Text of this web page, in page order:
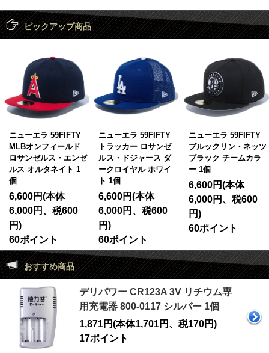
ピックアップ商品
ニューエラ 59FIFTY
MLBオンフィールド
ロサンゼルス・エンゼ
ルス オルタネイト 1
個
6,600円(本体
6,000円、税600
円)
60ポイント
ニューエラ 59FIFTY
トラッカー ロサンゼ
ルス・ドジャース ダ
ークロイヤル ホワイ
ト 1個
6,600円(本体
6,000円、税600
円)
60ポイント
ニューエラ 59FIFTY
ブルックリン・ネッツ
ブラック チームカラ
ー 1個
6,600円(本体
6,000円、税600
円)
60ポイント
おすすめ商品
デリパワー CR123A 3V リチウム専
用充電器 800-0117 シルバー 1個
1,871円(本体1,701円、税170円)
17ポイント